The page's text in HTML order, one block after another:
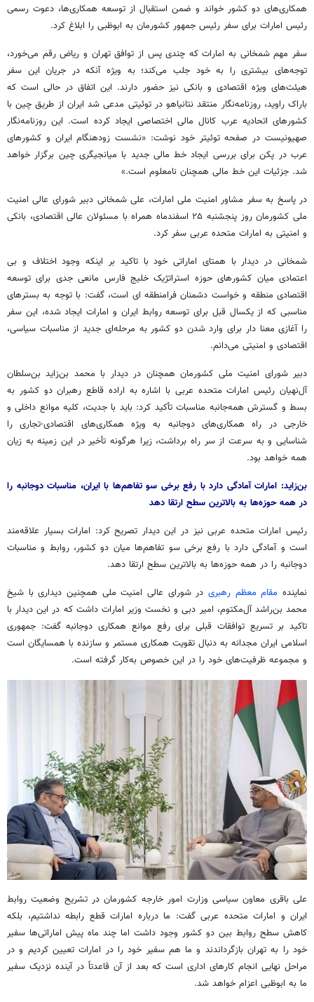
همکاری‌های دو کشور خواند و ضمن استقبال از توسعه همکاری‌ها، دعوت رسمی
رئیس امارات برای سفر رئیس جمهور کشورمان به ابوظبی را ابلاغ کرد.
سفر مهم شمخانی به امارات که چندی پس از توافق تهران و ریاض رقم می‌خورد،
توجه‌های بیشتری را به خود جلب می‌کند؛ به ویژه آنکه در جریان این سفر
هیئت‌های ویژه اقتصادی و بانکی نیز حضور دارند. این اتفاق در حالی است که
باراک راوید، روزنامه‌نگار منتقد نتانیاهو در توئیتی مدعی شد ایران از طریق چین با
کشورهای اتحادیه عرب کانال مالی اختصاصی ایجاد کرده است. این روزنامه‌نگار
صهیونیست در صفحه توئیتر خود نوشت: «نشست زودهنگام ایران و کشورهای
عرب در پکن برای بررسی ایجاد خط مالی جدید با میانجیگری چین برگزار خواهد
شد. جزئیات این خط مالی همچنان نامعلوم است.»
در پاسخ به سفر مشاور امنیت ملی امارات، علی شمخانی دبیر شورای عالی امنیت
ملی کشورمان روز پنجشنبه ۲۵ اسفندماه همراه با مسئولان عالی اقتصادی، بانکی
و امنیتی به امارات متحده عربی سفر کرد.
شمخانی در دیدار با همتای اماراتی خود با تاکید بر اینکه وجود اختلاف و بی
اعتمادی میان کشورهای حوزه استراتژیک خلیج فارس مانعی جدی برای توسعه
اقتصادی منطقه و خواست دشمنان فرامنطقه ای است، گفت: با توجه به بسترهای
مناسبی که از یکسال قبل برای توسعه روابط ایران و امارات ایجاد شده، این سفر
را آغازی معنا دار برای وارد شدن دو کشور به مرحله‌ای جدید از مناسبات سیاسی،
اقتصادی و امنیتی می‌دانم.
دبیر شورای امنیت ملی کشورمان همچنان در دیدار با محمد بن‌زاید بن‌سلطان
آل‌نهیان رئیس امارات متحده عربی با اشاره به اراده قاطع رهبران دو کشور به
بسط و گسترش همه‌جانبه مناسبات تأکید کرد: باید با جدیت، کلیه موانع داخلی و
خارجی در راه همکاری‌های دوجانبه به ویژه همکاری‌های اقتصادی-تجاری را
شناسایی و به سرعت از سر راه برداشت، زیرا هرگونه تأخیر در این زمینه به زیان
همه خواهد بود.
بن‌زاید: امارات آمادگی دارد با رفع برخی سو تفاهم‌ها با ایران، مناسبات دوجانبه را
در همه حوزه‌ها به بالاترین سطح ارتقا دهد
رئیس امارات متحده عربی نیز در این دیدار تصریح کرد: امارات بسیار علاقه‌مند
است و آمادگی دارد با رفع برخی سو تفاهم‌ها میان دو کشور، روابط و مناسبات
دوجانبه را در همه حوزه‌ها به بالاترین سطح ارتقا دهد.
نماینده مقام معظم رهبری در شورای عالی امنیت ملی همچنین دیداری با شیخ
محمد بن‌راشد آل‌مکتوم، امیر دبی و نخست وزیر امارات داشت که در این دیدار با
تاکید بر تسریع توافقات قبلی برای رفع موانع همکاری دوجانبه گفت: جمهوری
اسلامی ایران مجدانه به دنبال تقویت همکاری مستمر و سازنده با همسایگان است
و مجموعه ظرفیت‌های خود را در این خصوص به‌کار گرفته است.
علی باقری معاون سیاسی وزارت امور خارجه کشورمان در تشریح وضعیت روابط
ایران و امارات متحده عربی گفت: ما درباره امارات قطع رابطه نداشتیم، بلکه
کاهش سطح روابط بین دو کشور وجود داشت اما چند ماه پیش اماراتی‌ها سفیر
خود را به تهران بازگرداندند و ما هم سفیر خود را در امارات تعیین کردیم و در
مراحل نهایی انجام کارهای اداری است که بعد از آن قاعدتاً در آینده نزدیک سفیر
ما به ابوظبی اعزام خواهد شد.